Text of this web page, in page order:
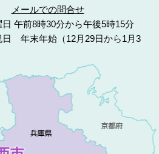
メールでの問合せ
午前8時30分から午後5時15分
日 年末年始（12月29日から1月3